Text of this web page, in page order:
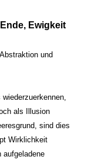
Ewigkeit
und
als Illusion
sind dies
Wirklichkeit
aufgeladene